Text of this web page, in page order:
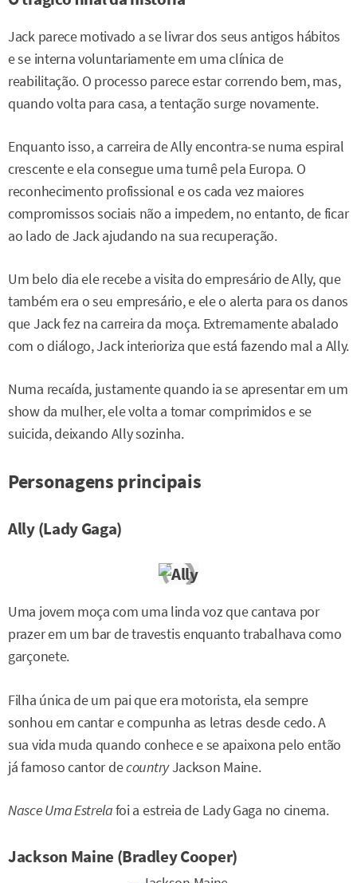
Jack parece motivado a se livrar dos seus antigos hábitos
e se interna voluntariamente em uma clínica de
reabilitação. O processo parece estar correndo bem, mas,
quando volta para casa, a tentação surge novamente.
Enquanto isso, a carreira de Ally encontra-se numa espiral
crescente e ela consegue uma turnê pela Europa. O
reconhecimento profissional e os cada vez maiores
compromissos sociais não a impedem, no entanto, de ficar
ao lado de Jack ajudando na sua recuperação.
Um belo dia ele recebe a visita do empresário de Ally, que
também era o seu empresário, e ele o alerta para os danos
que Jack fez na carreira da moça. Extremamente abalado
com o diálogo, Jack interioriza que está fazendo mal a Ally.
Numa recaída, justamente quando ia se apresentar em um
show da mulher, ele volta a tomar comprimidos e se
suicida, deixando Ally sozinha.
Personagens principais
Ally (Lady Gaga)
Uma jovem moça com uma linda voz que cantava por
prazer em um bar de travestis enquanto trabalhava como
garçonete.
Filha única de um pai que era motorista, ela sempre
sonhou em cantar e compunha as letras desde cedo. A
sua vida muda quando conhece e se apaixona pelo então
já famoso cantor decountryJackson Maine.
Nasce Uma Estrelafoi a estreia de Lady Gaga no cinema.
Jackson Maine (Bradley Cooper)